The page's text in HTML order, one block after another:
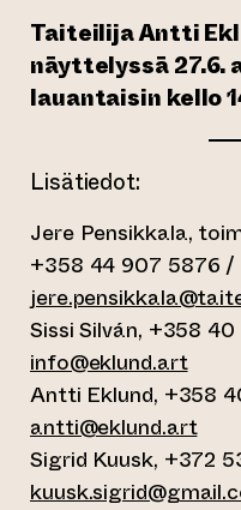
Taiteilija Antti
näyttelyssä 27.6.
lauantaisin kello
Lisätiedot:
Jere Pensikkala,
+358 44 907 5876 /
Sissi Silván, +358
info@eklund.art
Antti Eklund, +358
antti@eklund.art
Sigrid Kuusk, +372